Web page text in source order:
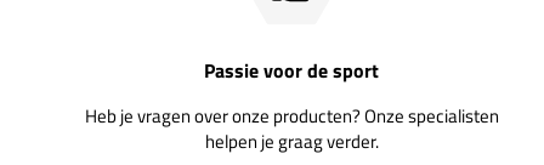
Passie voor de sport
Heb je vragen over onze producten? Onze specialisten
helpen je graag verder.